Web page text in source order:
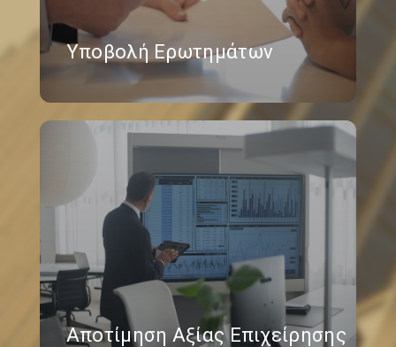
Υποβολή Ερωτημάτων
Αποτίμηση Αξίας Επιχείρησης